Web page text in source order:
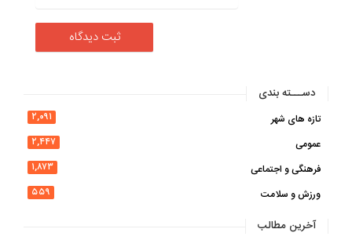
دســـته بندی
تازه های شهر
۲,۰۹۱
عمومی
۲,۴۴۷
فرهنگی و اجتماعی
۱,۸۷۳
ورزش و سلامت
۵۵۹
آخرین مطالب